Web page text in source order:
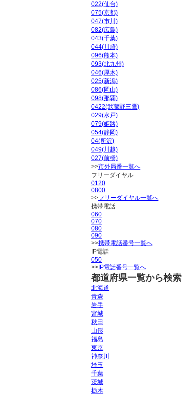
022(仙台)
075(京都)
047(市川)
082(広島)
043(千葉)
044(川崎)
096(熊本)
093(北九州)
046(厚木)
025(新潟)
086(岡山)
098(那覇)
0422(武蔵野三鷹)
029(水戸)
079(姫路)
054(静岡)
04(所沢)
049(川越)
027(前橋)
>>市外局番一覧へ
フリーダイヤル
0120
0800
>>フリーダイヤル一覧へ
携帯電話
060
070
080
090
>>携帯電話番号一覧へ
IP電話
050
>> IP電話番号一覧へ
都道府県一覧から検索
北海道
青森
岩手
宮城
秋田
山形
福島
東京
神奈川
埼玉
千葉
茨城
栃木